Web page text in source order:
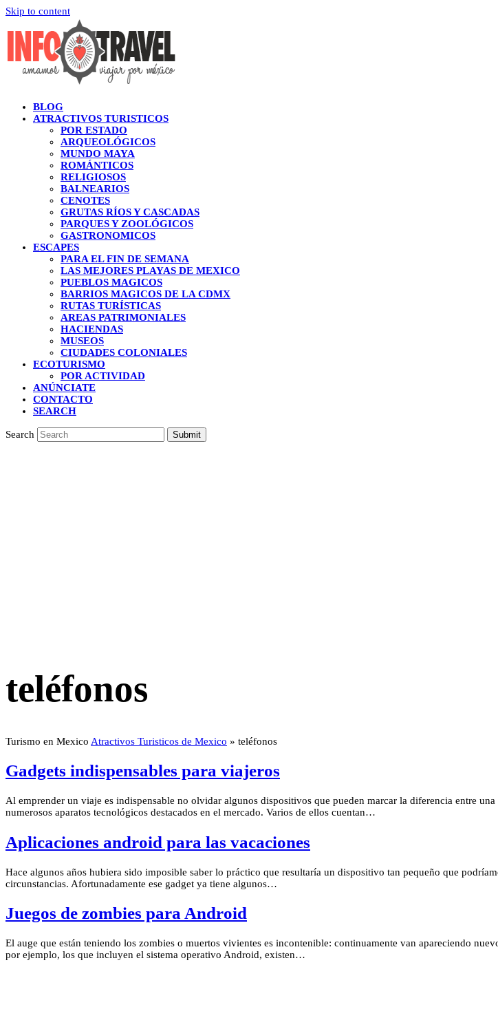
Skip to content
BLOG
ATRACTIVOS TURISTICOS
POR ESTADO
ARQUEOLÓGICOS
MUNDO MAYA
ROMÁNTICOS
RELIGIOSOS
BALNEARIOS
CENOTES
GRUTAS RÍOS Y CASCADAS
PARQUES Y ZOOLÓGICOS
GASTRONOMICOS
ESCAPES
PARA EL FIN DE SEMANA
LAS MEJORES PLAYAS DE MEXICO
PUEBLOS MAGICOS
BARRIOS MAGICOS DE LA CDMX
RUTAS TURÍSTICAS
AREAS PATRIMONIALES
HACIENDAS
MUSEOS
CIUDADES COLONIALES
ECOTURISMO
POR ACTIVIDAD
ANÚNCIATE
CONTACTO
SEARCH
Search Submit
teléfonos
Turismo en Mexico Atractivos Turisticos de Mexico » teléfonos
Gadgets indispensables para viajeros
Al emprender un viaje es indispensable no olvidar algunos dispositivos que pueden marcar la diferencia entre
numerosos aparatos tecnológicos destacados en el mercado. Varios de ellos cuentan…
Aplicaciones android para las vacaciones
Hace algunos años hubiera sido imposible saber lo práctico que resultaría un dispositivo tan pequeño que
circunstancias. Afortunadamente ese gadget ya tiene algunos…
Juegos de zombies para Android
El auge que están teniendo los zombies o muertos vivientes es incontenible: continuamente van apareciendo
por ejemplo, los que incluyen el sistema operativo Android, existen…